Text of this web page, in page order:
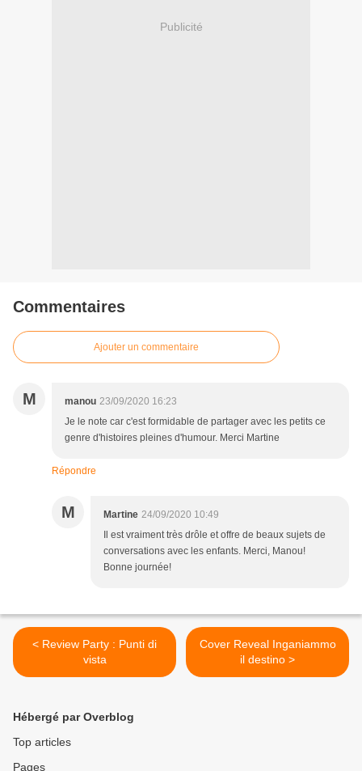
Publicité
Commentaires
Ajouter un commentaire
M manou 23/09/2020 16:23
Je le note car c'est formidable de partager avec les petits ce
genre d'histoires pleines d'humour. Merci Martine
Répondre
M Martine 24/09/2020 10:49
Il est vraiment très drôle et offre de beaux sujets de
conversations avec les enfants. Merci, Manou!
Bonne journée!
< Review Party : Punti di
vista
Cover Reveal Inganiammo
il destino >
Hébergé par Overblog
Top articles
Pages